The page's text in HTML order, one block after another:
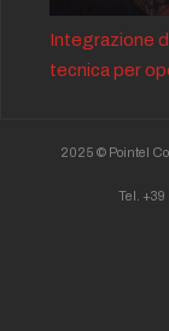
Integrazione
tecnica per
2025 © Pointel
Tel. +39